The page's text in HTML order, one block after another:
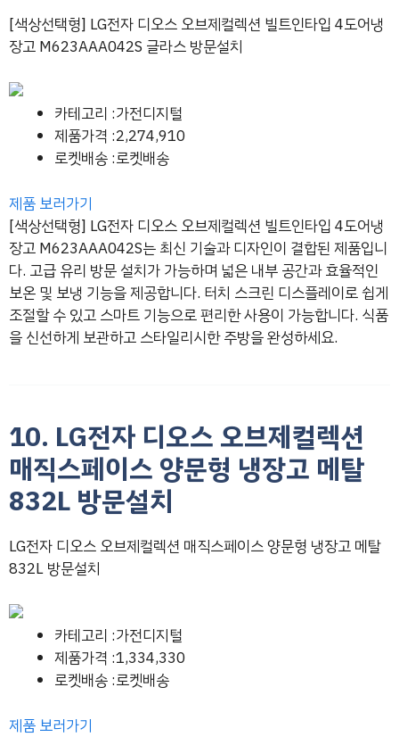
[색상선택형] LG전자 디오스 오브제컬렉션 빌트인타입 4도어냉
장고 M623AAA042S 글라스 방문설치
카테고리 :가전디지털
제품가격 :2,274,910
로켓배송 :로켓배송
제품 보러가기
[색상선택형] LG전자 디오스 오브제컬렉션 빌트인타입 4도어냉
장고 M623AAA042S는 최신 기술과 디자인이 결합된 제품입니
다. 고급 유리 방문 설치가 가능하며 넓은 내부 공간과 효율적인
보온 및 보냉 기능을 제공합니다. 터치 스크린 디스플레이로 쉽게
조절할 수 있고 스마트 기능으로 편리한 사용이 가능합니다. 식품
을 신선하게 보관하고 스타일리시한 주방을 완성하세요.
10. LG전자 디오스 오브제컬렉션
매직스페이스 양문형 냉장고 메탈
832L 방문설치
LG전자 디오스 오브제컬렉션 매직스페이스 양문형 냉장고 메탈
832L 방문설치
카테고리 :가전디지털
제품가격 :1,334,330
로켓배송 :로켓배송
제품 보러가기